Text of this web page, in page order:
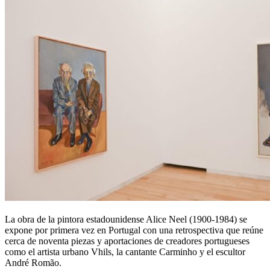
La obra de la pintora estadounidense Alice Neel (1900-1984) se
expone por primera vez en Portugal con una retrospectiva que reúne
cerca de noventa piezas y aportaciones de creadores portugueses
como el artista urbano Vhils, la cantante Carminho y el escultor
André Romão.